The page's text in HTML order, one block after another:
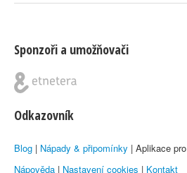
Sponzoři a umožňovači
Odkazovník
Blog | Nápady & připomínky | Aplikace pro
Nápověda | Nastavení cookies | Kontakt